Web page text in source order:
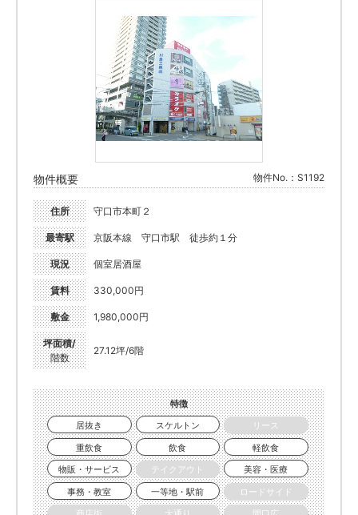
物件概要 物件No.：S1192
住所 守口市本町２
最寄駅 京阪本線 守口市駅 徒歩約１分
現況 個室居酒屋
賃料 330,000円
敷金 1,980,000円
坪面積/
階数
27.12坪/6階
特徴
居抜き
スケルトン
リース
重飲食
飲食
軽飲食
物販・サービス
テイクアウト
美容・医療
事務・教室
一等地・駅前
ロードサイド